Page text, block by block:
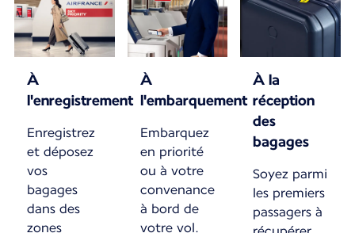
À
l'enregistrement
Enregistrez
et déposez
vos
bagages
dans des
zones
À
l'embarquement
Embarquez
en priorité
ou à votre
convenance
à bord de
votre vol.
À la
réception
des
bagages
Soyez parmi
les premiers
passagers à